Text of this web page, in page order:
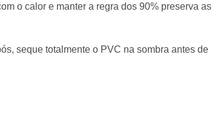
o calor e manter a regra dos 90% preserva as
seque totalmente o PVC na sombra antes de